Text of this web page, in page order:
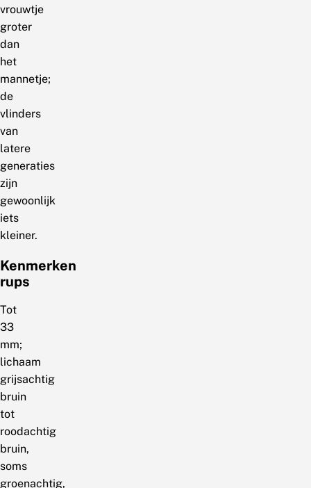
vrouwtje
groter
dan
het
mannetje;
de
vlinders
van
latere
generaties
zijn
gewoonlijk
iets
kleiner.
Kenmerken
rups
Tot
33
mm;
lichaam
grijsachtig
bruin
tot
roodachtig
bruin,
soms
groenachtig,